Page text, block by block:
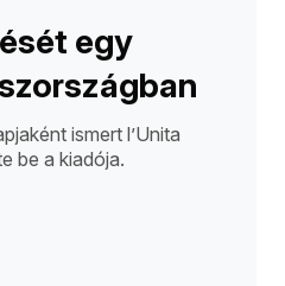
egy
ismert l’Unita
be a kiadója.